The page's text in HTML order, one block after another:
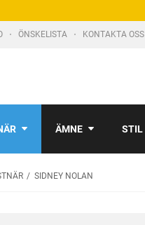
ÖNSKELISTA KONTAKTA OSS
ÄMNE STIL
SIDNEY NOLAN